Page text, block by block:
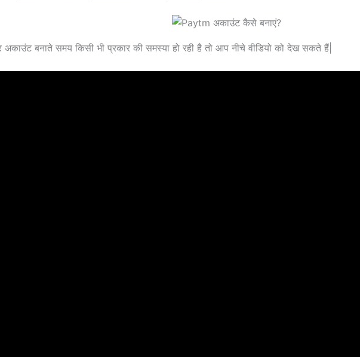
अकाउंट बनाते समय किसी भी प्रकार की समस्या हो रही है तो आप नीचे वीडियो को देख सकते हैं|